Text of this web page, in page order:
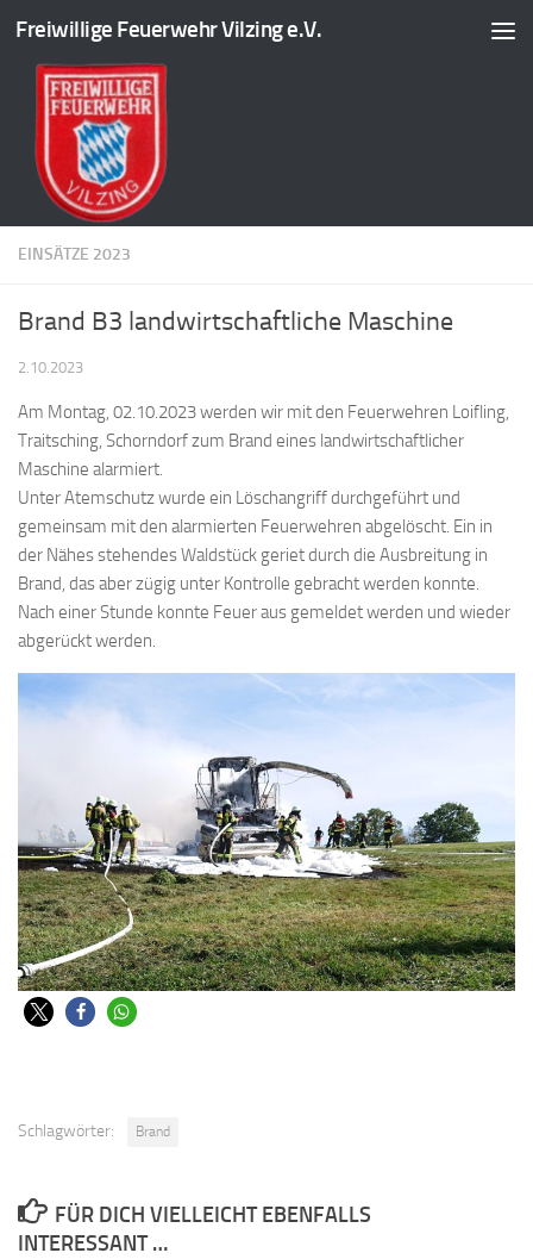
Zum Inhalt springen
Freiwillige Feuerwehr Vilzing e.V.
EINSÄTZE 2023
Brand B3 landwirtschaftliche Maschine
2.10.2023
Am Montag, 02.10.2023 werden wir mit den Feuerwehren Loifling,
Traitsching, Schorndorf zum Brand eines landwirtschaftlicher
Maschine alarmiert.
Unter Atemschutz wurde ein Löschangriff durchgeführt und
gemeinsam mit den alarmierten Feuerwehren abgelöscht. Ein in
der Nähes stehendes Waldstück geriet durch die Ausbreitung in
Brand, das aber zügig unter Kontrolle gebracht werden konnte.
Nach einer Stunde konnte Feuer aus gemeldet werden und wieder
abgerückt werden.
Schlagwörter: Brand
FÜR DICH VIELLEICHT EBENFALLS
INTERESSANT …